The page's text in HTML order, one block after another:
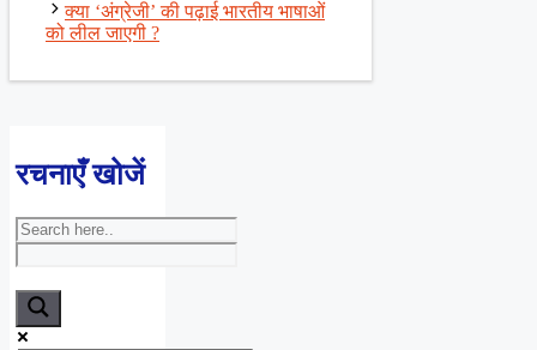
क्या ‘अंग्रेजी’ की पढ़ाई भारतीय भाषाओं
को लील जाएगी ?
रचनाएँ खोजें